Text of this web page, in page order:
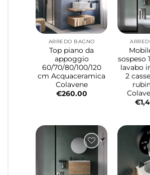
ARREDO BAGNO
Top piano da
appoggio
60/70/80/100/120
cm Acquaceramica
Colavene
€260.00
sospeso
lavabo
2
€